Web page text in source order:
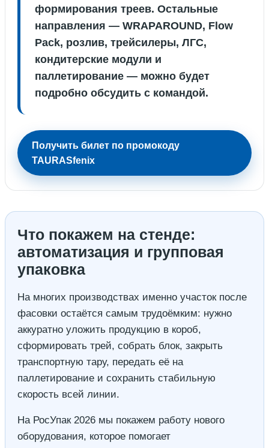
формирования треев. Остальные
направления — WRAPAROUND, Flow
Pack, розлив, трейсилеры, ЛГС,
кондитерские модули и
паллетирование — можно будет
подробно обсудить с командой.
Получить билет по промокоду
TAURASfenix
Что покажем на стенде:
автоматизация и групповая
упаковка
На многих производствах именно участок после
фасовки остаётся самым трудоёмким: нужно
аккуратно уложить продукцию в короб,
сформировать трей, собрать блок, закрыть
транспортную тару, передать её на
паллетирование и сохранить стабильную
скорость всей линии.
На РосУпак 2026 мы покажем работу нового
оборудования, которое помогает